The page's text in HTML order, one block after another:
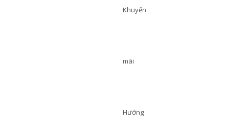
Khuyến
mãi
Hướng